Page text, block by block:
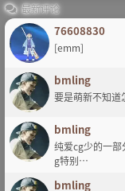
最新评论
76608830
[emm]
bmling
要是萌新不知
bmling
纯爱cg少的一
g特别…
bmling